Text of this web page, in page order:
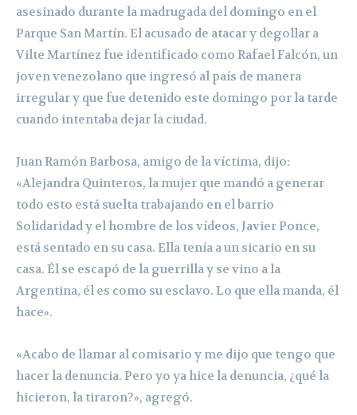
asesinado durante la madrugada del domingo en el
Parque San Martín. El acusado de atacar y degollar a
Vilte Martínez fue identificado como Rafael Falcón, un
joven venezolano que ingresó al país de manera
irregular y que fue detenido este domingo por la tarde
cuando intentaba dejar la ciudad.
Juan Ramón Barbosa, amigo de la víctima, dijo:
«Alejandra Quinteros, la mujer que mandó a generar
todo esto está suelta trabajando en el barrio
Solidaridad y el hombre de los vídeos, Javier Ponce,
está sentado en su casa. Ella tenía a un sicario en su
casa. Él se escapó de la guerrilla y se vino a la
Argentina, él es como su esclavo. Lo que ella manda, él
hace».
«Acabo de llamar al comisario y me dijo que tengo que
hacer la denuncia. Pero yo ya hice la denuncia, ¿qué la
hicieron, la tiraron?», agregó.